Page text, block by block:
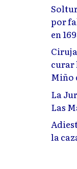
por
en
curar
Miño
La
Las
la